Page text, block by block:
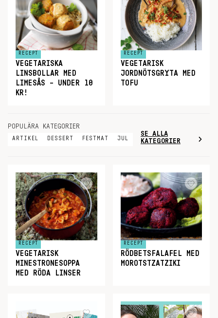
RECEPT
VEGETARISKA
LINSBOLLAR MED
LIMESÅS – UNDER 10
KR!
RECEPT
VEGETARISK
JORDNÖTSGRYTA MED
TOFU
POPULÄRA KATEGORIER
ARTIKEL DESSERT FESTMAT JUL
SE ALLA
KATEGORIER
RECEPT
VEGETARISK
MINESTRONESOPPA
MED RÖDA LINSER
RECEPT
RÖDBETSFALAFEL MED
MOROTSTZATZIKI